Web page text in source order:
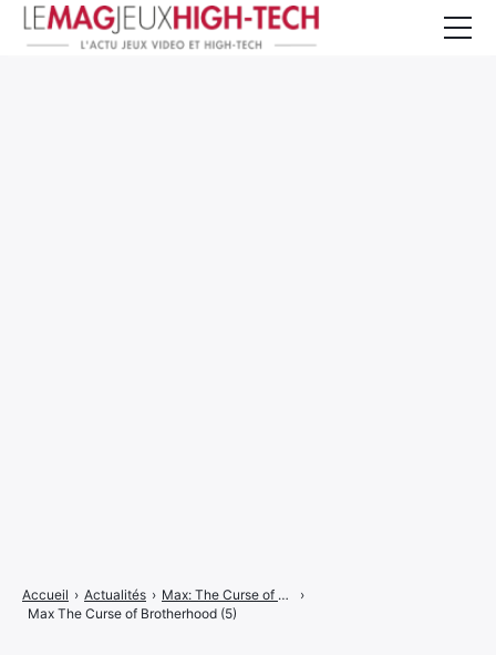
Accueil › Actualités › Max: The Curse of Brotherhood va plateformer sur Switch
›
Max The Curse of Brotherhood (5)